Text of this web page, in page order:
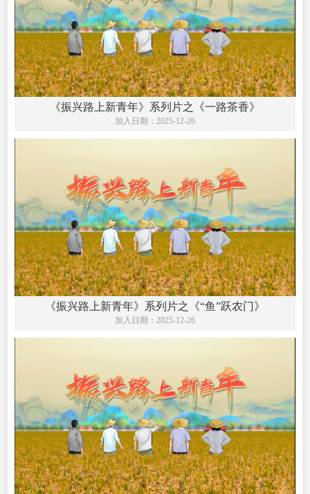
《振兴路上新青年》系列片之《一路茶香》
加入日期： 2025-12-26
《振兴路上新青年》系列片之《“鱼”跃农门》
加入日期： 2025-12-26